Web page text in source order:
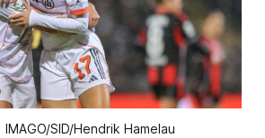
SID/Hendrik Hamelau